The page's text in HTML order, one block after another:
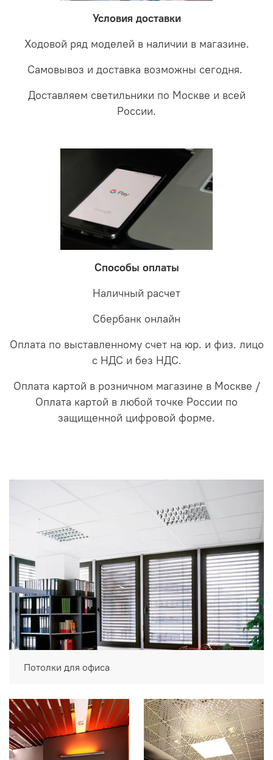
забудете что такое тусклость и недостаток освещения.
Условия доставки
Ходовой ряд моделей в наличии в магазине.
Самовывоз и доставка возможны сегодня.
Доставляем светильники по Москве и всей
России.
Способы оплаты
Наличный расчет
Сбербанк онлайн
Оплата по выставленному счет на юр. и физ. лицо
с НДС и без НДС.
Оплата картой в розничном магазине в Москве /
Оплата картой в любой точке России по
защищенной цифровой форме.
Потолки для офиса